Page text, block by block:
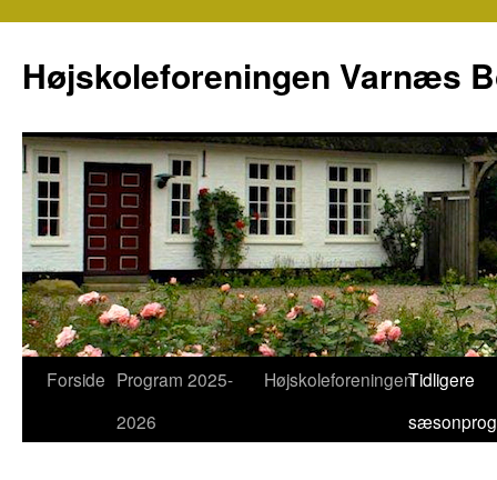
Højskoleforeningen Varnæs
Hop
Forside Program 2025-
2026
HøjskoleforeningenTidligere